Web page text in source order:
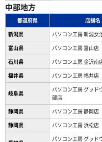
中部地方
都道府県 店舗名
新潟県
パソコン工房 新潟女
富山県
パソコン工房 富山店
石川県
パソコン工房 金沢南
福井県
パソコン工房 福井店
岐阜県
パソコン工房 グッド
部店
静岡県 パソコン工房 静岡店
静岡県
パソコン工房 浜松店
パソコン工房 グッド